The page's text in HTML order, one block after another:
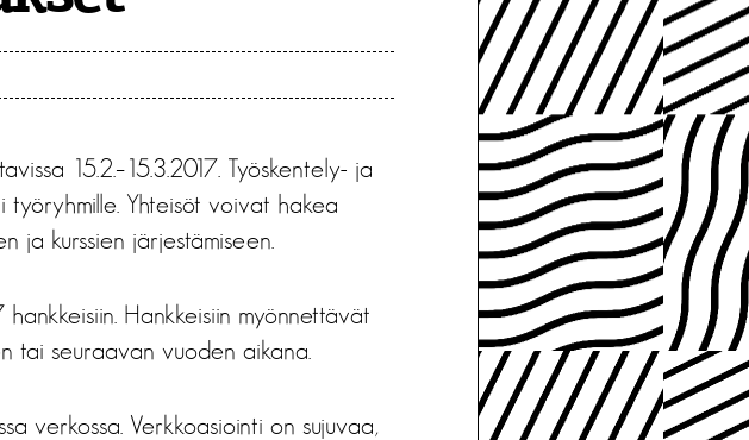
15.2.–15.3.2017. Työskentely- ja
Yhteisöt voivat hakea
ja kurssien järjestämiseen.
Hankkeisiin myönnettävät
tai seuraavan vuoden aikana.
verkossa. Verkkoasiointi on sujuvaa,